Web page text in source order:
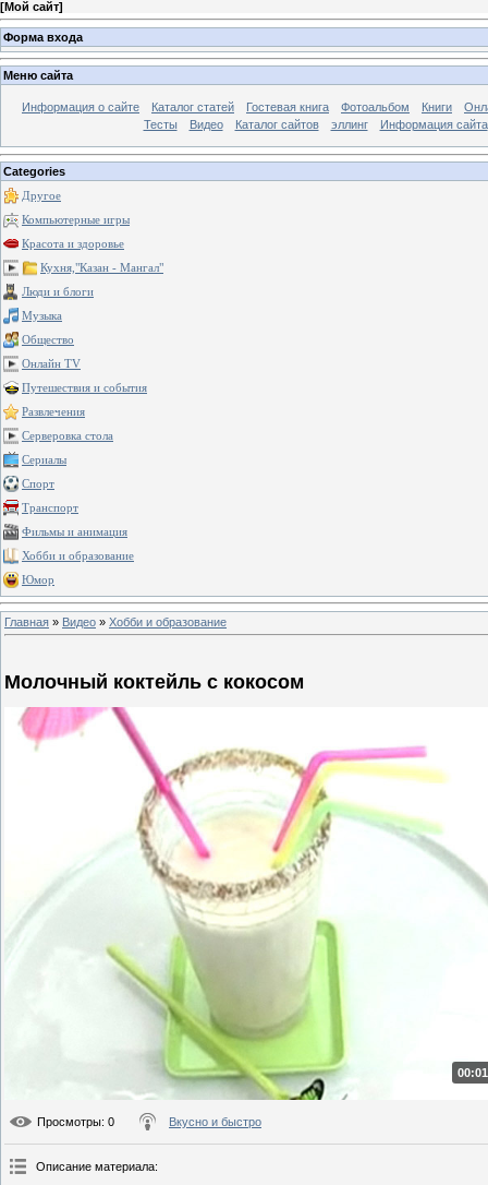
[Мой сайт]
Форма входа
Меню сайта
Информация о сайте Каталог статей Гостевая книга Фотоальбом Книги
Тесты
Видео Каталог сайтов эллинг Информация сайта
Categories
Другое
Компьютерные игры
Красота и здоровье
Кухня,"Казан - Мангал"
Люди и блоги
Музыка
Общество
Онлайн TV
Путешествия и события
Развлечения
Серверовка стола
Сериалы
Спорт
Транспорт
Фильмы и анимация
Хобби и образование
Юмор
Главная » Видео » Хобби и образование
Молочный коктейль с кокосом
Просмотры: 0 Вкусно и быстро
Описание материала: